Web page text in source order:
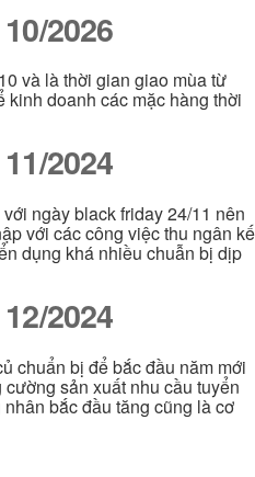
2026
và là thời gian giao mùa từ
kinh doanh các mặc hàng thời
2024
ngày black friday 24/11 nên
với các công việc thu ngân kế
dụng khá nhiều chuẫn bị dịp
2024
chuẩn bị để bắc đầu năm mới
sản xuất nhu cầu tuyển
bắc đầu tăng cũng là cơ